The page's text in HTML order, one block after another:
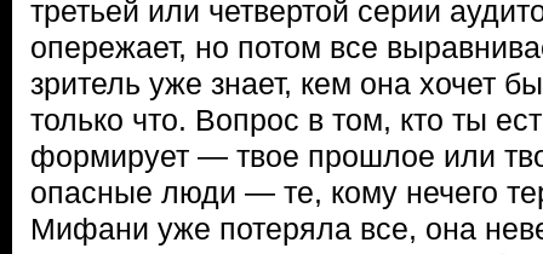
третьей или четвертой серии
опережает, но потом все
зритель уже знает, кем она хочет
только что. Вопрос в том, кто ты
формирует — твое прошлое или
опасные люди — те, кому нечего
Мифани уже потеряла все, она